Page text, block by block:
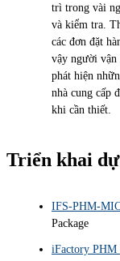
trì trong vài
và kiểm tra.
các đơn đặt
vậy người vận
phát hiện
nhà cung cấp
khi cần thiết.
Triển khai
IFS-PHM-
Package
iFactory PHM